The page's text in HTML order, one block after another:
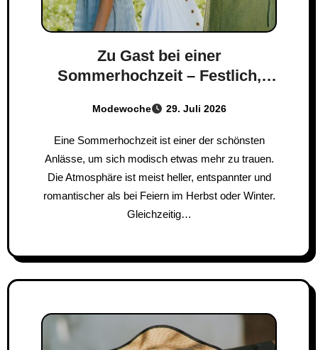
Zu Gast bei einer
Sommerhochzeit – Festlich,
Modewoche 29. Juli 2026
Eine Sommerhochzeit ist einer der schönsten
Anlässe, um sich modisch etwas mehr zu trauen.
Die Atmosphäre ist meist heller, entspannter und
romantischer als bei Feiern im Herbst oder Winter.
Gleichzeitig…